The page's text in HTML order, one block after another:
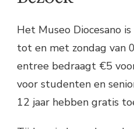
Het Museo Diocesano
tot en met zondag van
entree bedraagt €5
voor studenten en
12 jaar hebben gratis